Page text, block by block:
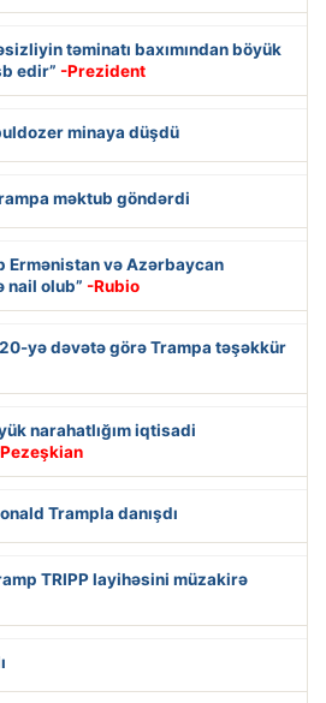
təminatı baxımından böyük
edir” -Prezident
minaya düşdü
məktub göndərdi
Ermənistan və Azərbaycan
nail olub” -Rubio
yə dəvətə görə Trampa təşəkkür
narahatlığım iqtisadi
Trampla danışdı
TRIPP layihəsini müzakirə